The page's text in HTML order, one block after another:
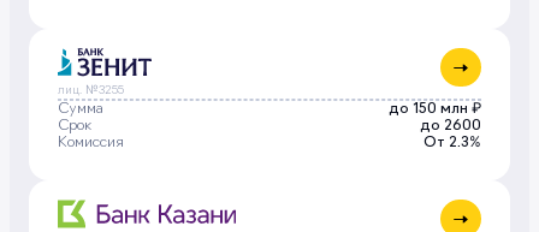
лиц. №3255
Сумма
до 150 млн ₽
Срок
до 2600
Комиссия
От 2.3%